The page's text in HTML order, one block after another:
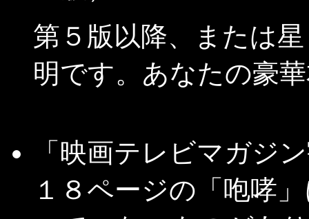
第５版以降、または
明です。あなたの豪
「映画テレビマガジ
１８ページの「咆哮